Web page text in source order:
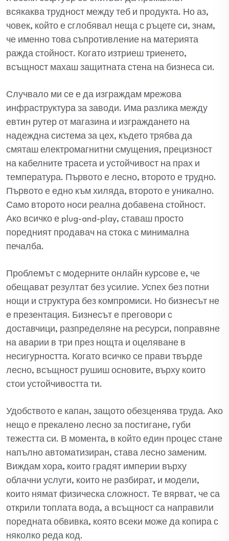
всякаква трудност между теб и продукта. Но аз,
човек, който е сглобявал неща с ръцете си, знам,
че именно това съпротивление на материята
ражда стойност. Когато изтриеш триенето,
всъщност махаш защитната стена на бизнеса си.
Случвало ми се е да изграждам мрежова
инфраструктура за заводи. Има разлика между
евтин рутер от магазина и изграждането на
надеждна система за цех, където трябва да
смяташ електромагнитни смущения, прецизност
на кабелните трасета и устойчивост на прах и
температура. Първото е лесно, второто е трудно.
Първото е едно към хиляда, второто е уникално.
Само второто носи реална добавена стойност.
Ако всичко е plug-and-play, ставаш просто
поредният продавач на стока с минимална
печалба.
Проблемът с модерните онлайн курсове е, че
обещават резултат без усилие. Успех без потни
нощи и структура без компромиси. Но бизнесът не
е презентация. Бизнесът е преговори с
доставчици, разпределяне на ресурси, поправяне
на аварии в три през нощта и оцеляване в
несигурността. Когато всичко се прави твърде
лесно, всъщност рушиш основите, върху които
стои устойчивостта ти.
Удобството е капан, защото обезценява труда. Ако
нещо е прекалено лесно за постигане, губи
тежестта си. В момента, в който един процес стане
напълно автоматизиран, става лесно заменим.
Виждам хора, които градят империи върху
облачни услуги, които не разбират, и модели,
които нямат физическа сложност. Те вярват, че са
открили топлата вода, а всъщност са направили
поредната обвивка, която всеки може да копира с
няколко реда код.